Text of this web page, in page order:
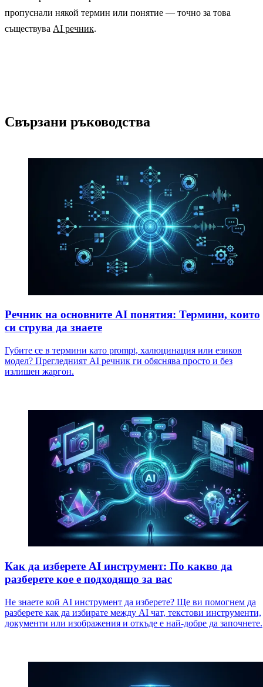
пропуснали някой термин или понятие — точно за това
съществува AI речник.
Свързани ръководства
Речник на основните AI понятия: Термини, които
си струва да знаете
Губите се в термини като prompt, халюцинация или езиков
модел? Прегледният AI речник ги обяснява просто и без
излишен жаргон.
Как да изберете AI инструмент: По какво да
разберете кое е подходящо за вас
Не знаете кой AI инструмент да изберете? Ще ви помогнем да
разберете как да избирате между AI чат, текстови инструменти,
документи или изображения и откъде е най-добре да започнете.